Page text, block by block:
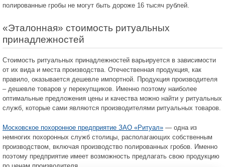
полированные гробы не могут быть дороже 16 тысяч рублей.
«Эталонная» стоимость ритуальных
принадлежностей
Стоимость ритуальных принадлежностей варьируется в зависимости
от их вида и места производства. Отечественная продукция, как
правило, оказывается дешевле импортной. Продукция производителя
– дешевле товаров у перекупщиков. Именно поэтому наиболее
оптимальные предложения цены и качества можно найти у ритуальных
служб, которые сами являются производителями ритуальных товаров.
Московское похоронное предприятие ЗАО «Ритуал» — одна из
немногих похоронных служб столицы, располагающих собственным
производством, включая производство полированных гробов. Именно
поэтому предприятие имеет возможность предлагать свою продукцию